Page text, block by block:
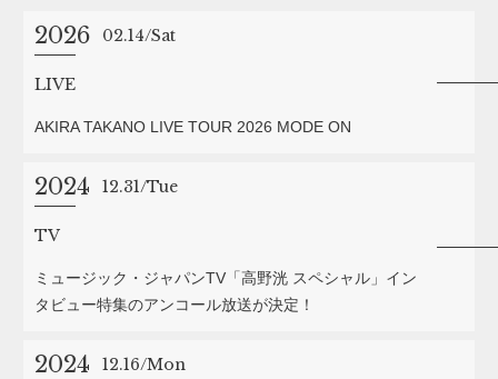
2026 02.14 Sat
LIVE
AKIRA TAKANO LIVE TOUR 2026 MODE ON
2024 12.31 Tue
TV
ミュージック・ジャパンTV「高野洸 スペシャル」イン
タビュー特集のアンコール放送が決定！
2024 12.16 Mon